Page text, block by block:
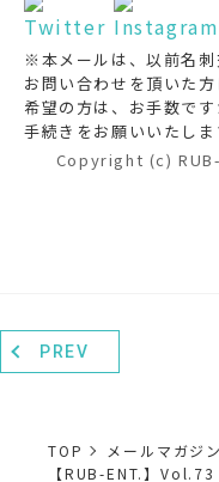
※本メールは、以前名
お問い合わせを頂いた
希望の方は、お手数です
手続きをお願いいたしま
Copyright (c)
PREV
TOP
メールマガジ
【RUB-ENT.】